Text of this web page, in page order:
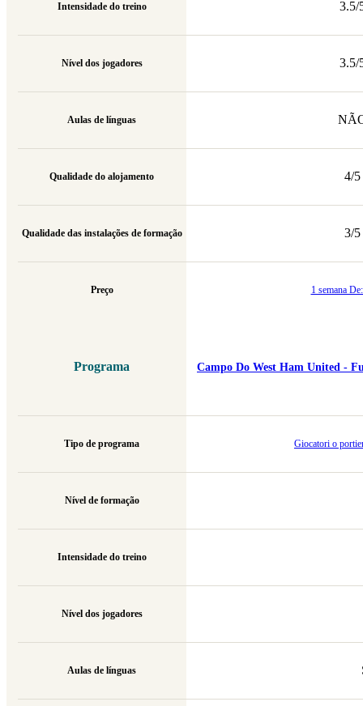
Intensidade do treino
Nível dos jogadores
Aulas de línguas
Qualidade do alojamento
Qualidade das instalações de formação
Preço
3.5/
3.5/
4/5
3/5
1 semana
Programa
Tipo de programa
Nível de formação
Intensidade do treino
Nível dos jogadores
Aulas de línguas
Campo Do West Ham United -
Giocatori o